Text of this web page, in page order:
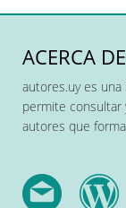
ACERCA DE
autores.uy es
permite consultar
autores que